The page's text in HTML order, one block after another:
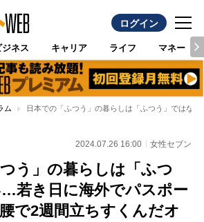
ログイン
ジネス キャリア ライフ マネー
ム 日本での「ふつう」の暮らしは「ふつう」ではな
2024.07.26 16:00 女性セブン
う」の暮らしは「ふつ
若き日に海外でパスポー
で2週間立ちすくんだオ